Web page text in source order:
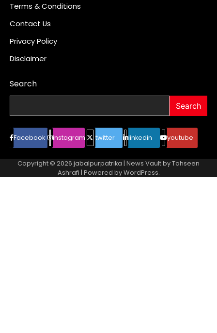
Terms & Conditions
Contact Us
Privacy Policy
Disclaimer
Search
Search
Facebook instagram twitter linkedin youtube
Copyright © 2026 jabalpurpatrika | News Vault byTahseen
Ashrafi | Powered byWordPress.